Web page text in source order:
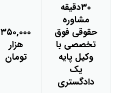
۳۰دقیقه
مشاوره
حقوقی فوق
تخصصی با
وکیل پایه
یک
دادگستری
۳۵۰,۰۰۰
هزار
تومان